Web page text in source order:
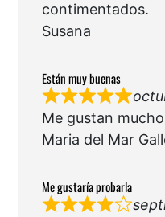
contimentados.
Susana
Están muy buenas
Me gustan mucho
Maria del Mar
Me gustaría probarla